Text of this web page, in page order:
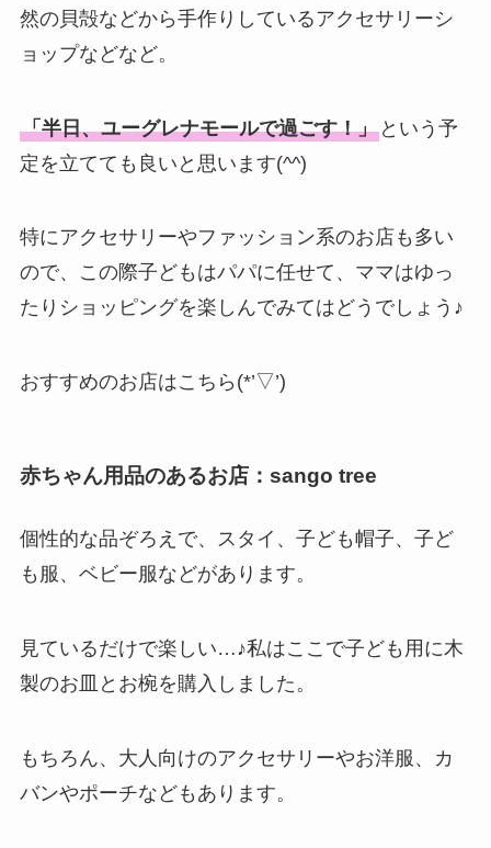
然の貝殻などから手作りしているアクセサリーシ
ョップなどなど。
「半日、ユーグレナモールで過ごす！」という予
定を立てても良いと思います(^^)
特にアクセサリーやファッション系のお店も多い
ので、この際子どもはパパに任せて、ママはゆっ
たりショッピングを楽しんでみてはどうでしょう♪
おすすめのお店はこちら(*’▽’)
赤ちゃん用品のあるお店：sango tree
個性的な品ぞろえで、スタイ、子ども帽子、子ど
も服、ベビー服などがあります。
見ているだけで楽しい…♪私はここで子ども用に木
製のお皿とお椀を購入しました。
もちろん、大人向けのアクセサリーやお洋服、カ
バンやポーチなどもあります。